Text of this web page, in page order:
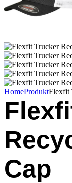
HomeProduktFlexfit
Cap